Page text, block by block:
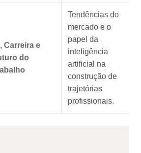
Carreira e
do
Tendências do
mercado e o
papel da
inteligência
artificial na
construção de
trajetórias
profissionais.